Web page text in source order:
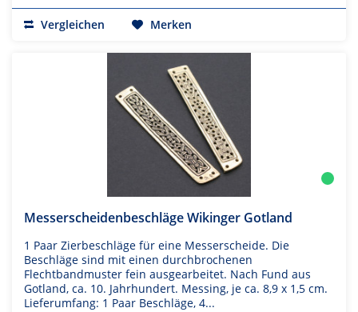
Vergleichen Merken
Messerscheidenbeschläge Wikinger Gotland
1 Paar Zierbeschläge für eine Messerscheide. Die
Beschläge sind mit einen durchbrochenen
Flechtbandmuster fein ausgearbeitet. Nach Fund aus
Gotland, ca. 10. Jahrhundert. Messing, je ca. 8,9 x 1,5 cm.
Lieferumfang: 1 Paar Beschläge, 4...